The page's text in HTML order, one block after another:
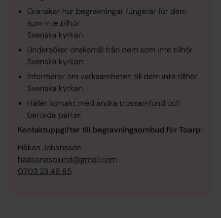
Granskar hur begravningar fungerar för dem
som inte tillhör
Svenska kyrkan.
Undersöker önskemål från dem som inte tillhör
Svenska kyrkan.
Informerar om verksamheten till dem inte tillhör
Svenska kyrkan.
Håller kontakt med andra trossamfund och
berörda parter.
Kontaktuppgifter till begravningsombud för Toarp:
Håkan Johansson
haakanesplund@gmail.com
0703 23 48 85